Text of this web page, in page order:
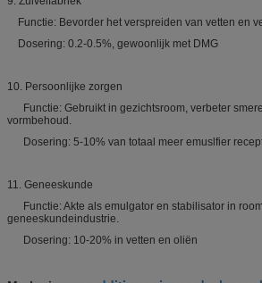
Functie: Bevorder het verspreiden van vetten en
Dosering: 0.2-0.5%, gewoonlijk met DMG
10. Persoonlijke zorgen
Functie: Gebruikt in gezichtsroom, verbeter
vormbehoud.
Dosering: 5-10% van totaal meer emuslfier
11. Geneeskunde
Functie: Akte als emulgator en stabilisator in
geneeskundeindustrie.
Dosering: 10-20% in vetten en oliën